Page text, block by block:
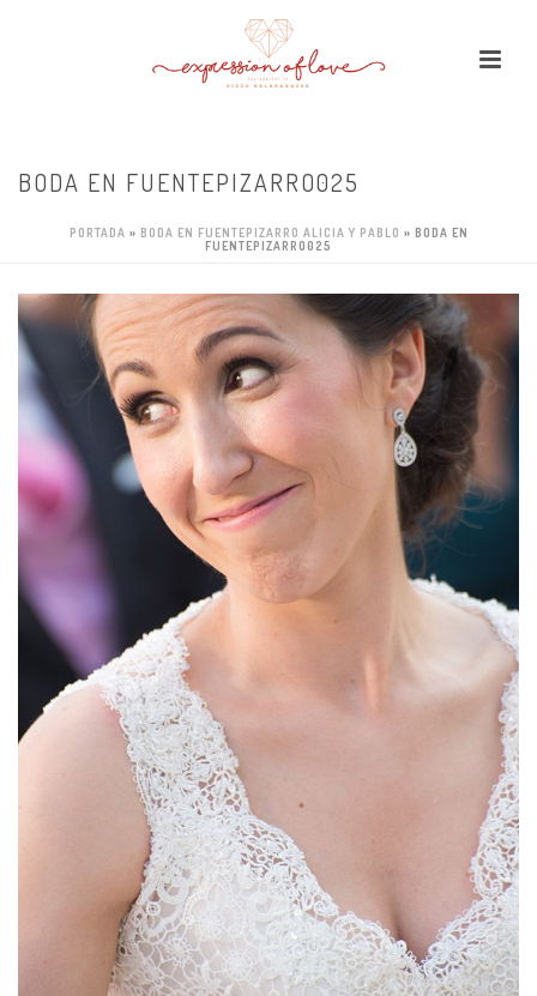
BODA EN FUENTEPIZARRO025
PORTADA » BODA EN FUENTEPIZARRO ALICIA Y PABLO » BODA EN
FUENTEPIZARRO025